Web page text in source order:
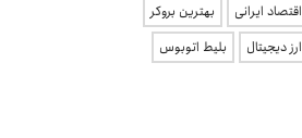
اقتصاد ایرانی
بهترین بروکر
ارز دیجیتال
بلیط اتوبوس